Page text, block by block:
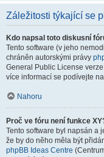
Záležitosti týkající se
Kdo napsal toto diskusní
Tento software (v jeho
chráněn autorskými právy
General Public License
více informací se podívejte
Nahoru
Proč ve fóru není funkce
Tento software byl napsán a
že by do něho měla být
phpBB Ideas Centre